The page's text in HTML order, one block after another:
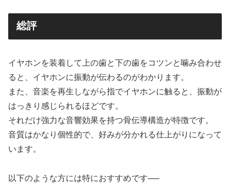
総評
イヤホンを装着して上の歯と下の歯をコツンと噛み合わせ
ると、イヤホンに振動が伝わるのがわかります。
また、音楽を再生しながら指でイヤホンに触ると、振動が
はっきり感じられるほどです。
それだけ強力な音響効果を持つ骨伝導構造が特徴です。
音質はかなり個性的で、好みが分かれる仕上がりになって
います。
以下のような方には特におすすめです──